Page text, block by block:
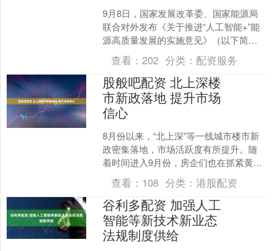
9月8日，国家发展改革委、国家能源局
联合对外发布《关于推进“人工智能+”能
源高质量发展的实施意见》（以下简称
《意见》）。《意见》提到，推进人工
智能技术在虚拟电厂....
查看：202 分类： 配资服务
股般吧配资 北上深楼
市新政落地 提升市场
信心
8月份以来，“北上深”等一线城市楼市新
政密集落地，市场活跃度有所提升。随
着时间进入9月份，房企们也在抓紧黄金
销售档期，力争在第三季度交出一份稳
健的“成绩单”。 ....
查看： 108 分类：港股配资
谷利多配资 加强人工
智能等新技术新业态
法规制度供给